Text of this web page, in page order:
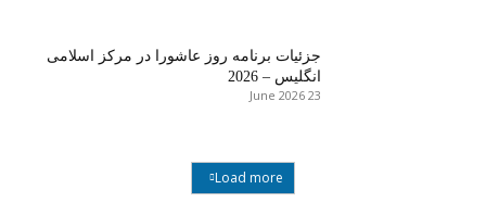
جزئیات برنامه روز عاشورا در مرکز اسلامی
انگلیس – 2026
23 June 2026
Load more